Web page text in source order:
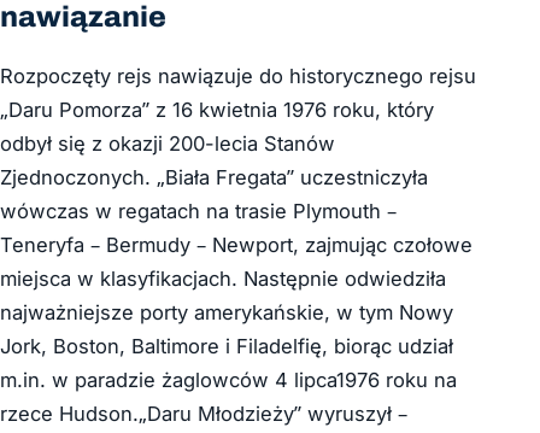
nawiązanie
Rozpoczęty rejs nawiązuje do historycznego rejsu
„Daru Pomorza” z 16 kwietnia 1976 roku, który
odbył się z okazji 200-lecia Stanów
Zjednoczonych. „Biała Fregata” uczestniczyła
wówczas w regatach na trasie Plymouth –
Teneryfa – Bermudy – Newport, zajmując czołowe
miejsca w klasyfikacjach. Następnie odwiedziła
najważniejsze porty amerykańskie, w tym Nowy
Jork, Boston, Baltimore i Filadelfię, biorąc udział
m.in. w paradzie żaglowców 4 lipca1976 roku na
rzece Hudson.„Daru Młodzieży” wyruszył –